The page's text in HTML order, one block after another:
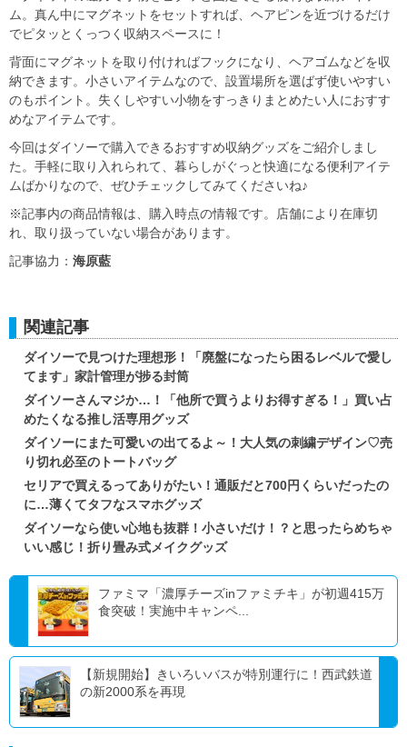
ム。真ん中にマグネットをセットすれば、ヘアピンを近づけるだけ
でピタッとくっつく収納スペースに！
背面にマグネットを取り付ければフックになり、ヘアゴムなどを収
納できます。小さいアイテムなので、設置場所を選ばず使いやすい
のもポイント。失くしやすい小物をすっきりまとめたい人におすす
めなアイテムです。
今回はダイソーで購入できるおすすめ収納グッズをご紹介しまし
た。手軽に取り入れられて、暮らしがぐっと快適になる便利アイテ
ムばかりなので、ぜひチェックしてみてくださいね♪
※記事内の商品情報は、購入時点の情報です。店舗により在庫切
れ、取り扱っていない場合があります。
記事協力： 海原藍
関連記事
ダイソーで見つけた理想形！「廃盤になったら困るレベルで愛し
てます」家計管理が捗る封筒
ダイソーさんマジか…！「他所で買うよりお得すぎる！」買い占
めたくなる推し活専用グッズ
ダイソーにまた可愛いの出てるよ～！大人気の刺繍デザイン♡売
り切れ必至のトートバッグ
セリアで買えるってありがたい！通販だと700円くらいだったの
に…薄くてタフなスマホグッズ
ダイソーなら使い心地も抜群！小さいだけ！？と思ったらめちゃ
いい感じ！折り畳み式メイクグッズ
ファミマ「濃厚チーズinファミチキ」が初週415万
食突破！実施中キャンペ...
【新規開始】きいろいバスが特別運行に！西武鉄道
の新2000系を再現